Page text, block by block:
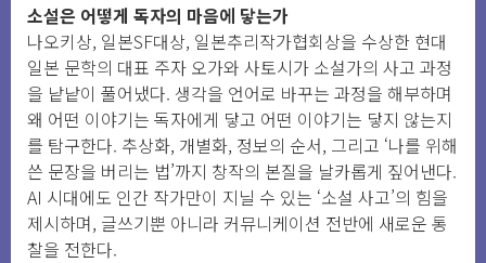
소설은 어떻게 독자의 마음에 닿는가
나오키상, 일본SF대상, 일본추리작가협회상을 수상한 현대
일본 문학의 대표 주자 오가와 사토시가 소설가의 사고 과정
을 낱낱이 풀어냈다. 생각을 언어로 바꾸는 과정을 해부하며
왜 어떤 이야기는 독자에게 닿고 어떤 이야기는 닿지 않는지
를 탐구한다. 추상화, 개별화, 정보의 순서, 그리고 ‘나를 위해
쓴 문장을 버리는 법’까지 창작의 본질을 날카롭게 짚어낸다.
AI 시대에도 인간 작가만이 지닐 수 있는 ‘소설 사고’의 힘을
제시하며, 글쓰기뿐 아니라 커뮤니케이션 전반에 새로운 통
찰을 전한다.